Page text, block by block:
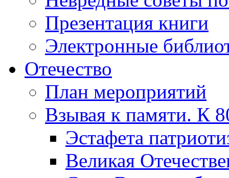
Презентация книги
Электронные
Отечество
План мероприятий
Взывая к памяти. К
Эcтафета
Великая